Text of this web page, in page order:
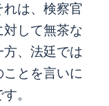
は、検察官
して無茶な
、法廷では
とを言いに
。